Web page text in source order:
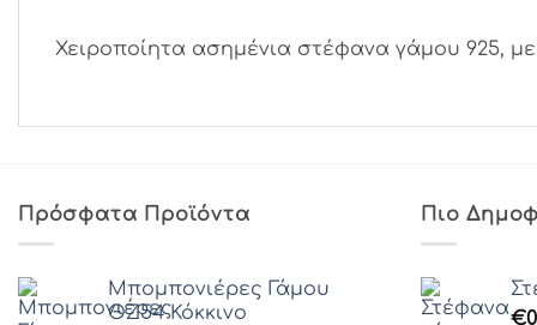
Χειροποίητα ασημένια στέφανα γάμου 925,
Πρόσφατα Προϊόντα
Μπομπονιέρες Γάμου
ΘZ54 Κόκκινο
Πιο
€